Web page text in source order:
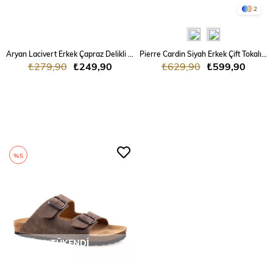
₺249,90
₺279,90
2
₺599,90
₺629,90
TÜKENDI
%5